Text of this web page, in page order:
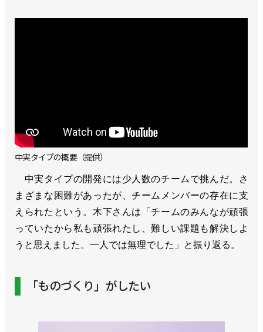
中実タイプの概要（提供）
中実タイプの開発には少人数のチームで挑んだ。さ
まざまな困難があったが、チームメンバーの存在に支
えられたという。木下さんは「チームのみんなが頑張
っていたから私も頑張れたし、難しい課題も解決しよ
うと思えました。一人では無理でした」と振り返る。
「ものづくり」がしたい